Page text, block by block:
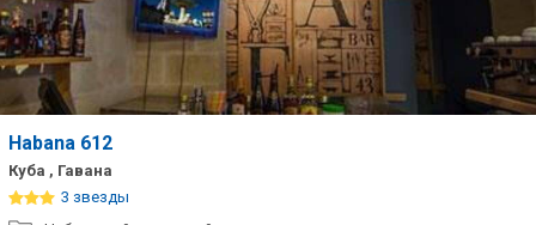
Habana 612
Куба , Гавана
3 звезды